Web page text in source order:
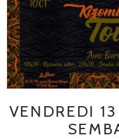
VENDREDI